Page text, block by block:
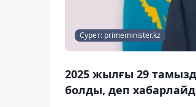
Сурет: primeminister.kz
2025 жылғы 29
болды, деп